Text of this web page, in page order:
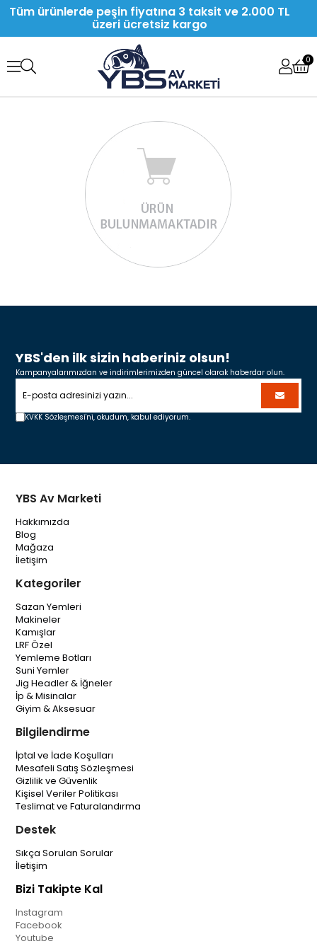
Tüm ürünlerde peşin fiyatına 3 taksit ve 2.000 TL
üzeri ücretsiz kargo
0
YBS'den ilk sizin haberiniz olsun!
Kampanyalarımızdan ve indirimlerimizden güncel olarak haberdar olun.
KVKK Sözleşmesi'ni, okudum, kabul ediyorum.
YBS Av Marketi
Hakkımızda
Blog
Mağaza
İletişim
Kategoriler
Sazan Yemleri
Makineler
Kamışlar
LRF Özel
Yemleme Botları
Suni Yemler
Jig Headler & İğneler
İp & Misinalar
Giyim & Aksesuar
Bilgilendirme
İptal ve İade Koşulları
Mesafeli Satış Sözleşmesi
Gizlilik ve Güvenlik
Kişisel Veriler Politikası
Teslimat ve Faturalandırma
Destek
Sıkça Sorulan Sorular
İletişim
Bizi Takipte Kal
Instagram
Facebook
Youtube